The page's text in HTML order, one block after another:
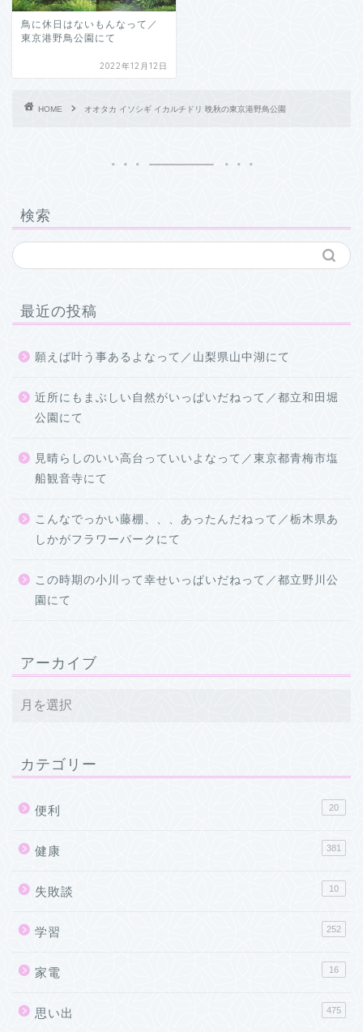
鳥に休日はないもんなって／
東京港野鳥公園にて
2022年12月12日
HOME オオタカ イソシギ イカルチドリ 晩秋の東京港野鳥公園
検索
最近の投稿
願えば叶う事あるよなって／山梨県山中湖にて
近所にもまぶしい自然がいっぱいだねって／都立和田堀
公園にて
見晴らしのいい高台っていいよなって／東京都青梅市塩
船観音寺にて
こんなでっかい藤棚、、、あったんだねって／栃木県あ
しかがフラワーパークにて
この時期の小川って幸せいっぱいだねって／都立野川公
園にて
アーカイブ
カテゴリー
便利 20
健康 381
失敗談 10
学習 252
家電 16
思い出 475